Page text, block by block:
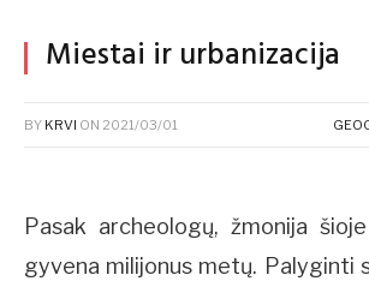
Miestai ir urbanizacija
BY KRVI ON 2021/03/01
Pasak archeologų, žmonija
gyvena milijonus metų. Palyginti